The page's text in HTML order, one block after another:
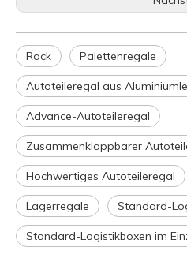
Rack Palettenregale
Autoteileregal aus
Advance-Autoteileregal
Zusammenklappbarer
Hochwertiges Autoteileregal
Lagerregale Standard-
Standard-Logistikboxen im